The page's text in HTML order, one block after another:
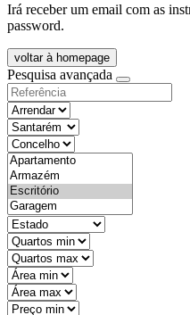
Irá receber um email com as
password.
voltar à homepage
Pesquisa avançada
objective
districtId
countyId
types
state
mintypo
maxtypo
minarea
maxarea
minprice